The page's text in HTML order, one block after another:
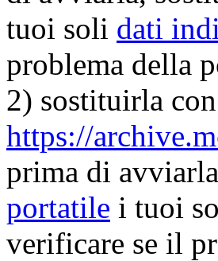
tuoi soli dati
problema della
2) sostituirla
https://
prima di
portatile i tuoi
verificare se il